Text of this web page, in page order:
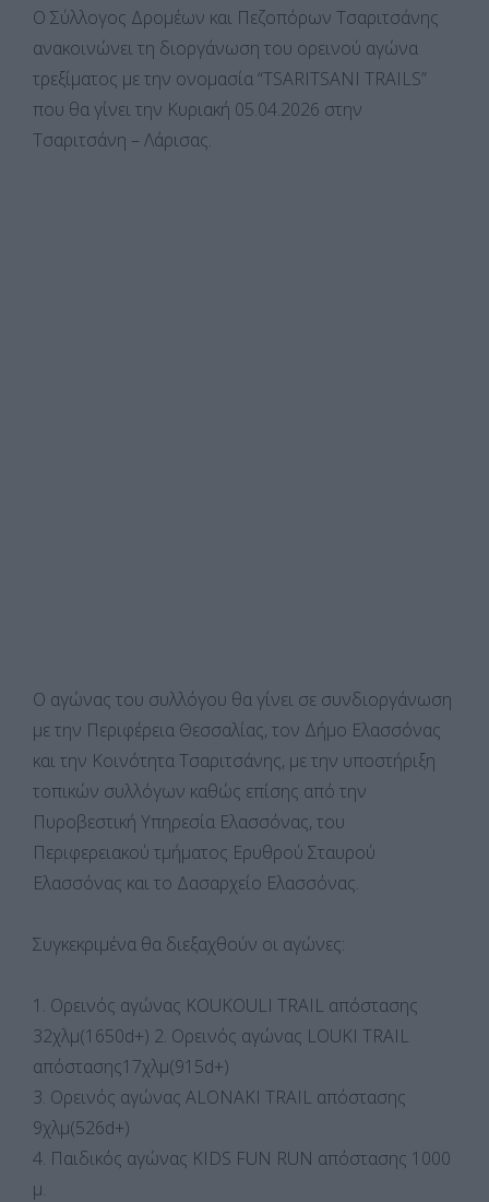
Ο Σύλλογος Δρομέων και Πεζοπόρων Τσαριτσάνης
ανακοινώνει τη διοργάνωση του ορεινού αγώνα
τρεξίματος με την ονομασία “TSARITSANI TRAILS”
που θα γίνει την Κυριακή 05.04.2026 στην
Τσαριτσάνη – Λάρισας.
Ο αγώνας του συλλόγου θα γίνει σε συνδιοργάνωση
με την Περιφέρεια Θεσσαλίας, τον Δήμο Ελασσόνας
και την Κοινότητα Τσαριτσάνης, με την υποστήριξη
τοπικών συλλόγων καθώς επίσης από την
Πυροβεστική Υπηρεσία Ελασσόνας, του
Περιφερειακού τμήματος Ερυθρού Σταυρού
Ελασσόνας και το Δασαρχείο Ελασσόνας.
Συγκεκριμένα θα διεξαχθούν οι αγώνες:
1. Ορεινός αγώνας KOUKOULI TRAIL απόστασης
32χλμ(1650d+) 2. Ορεινός αγώνας LOUKI TRAIL
απόστασης17χλμ(915d+)
3. Ορεινός αγώνας ALONAKI TRAIL απόστασης
9χλμ(526d+)
4. Παιδικός αγώνας KIDS FUN RUN απόστασης 1000
μ.